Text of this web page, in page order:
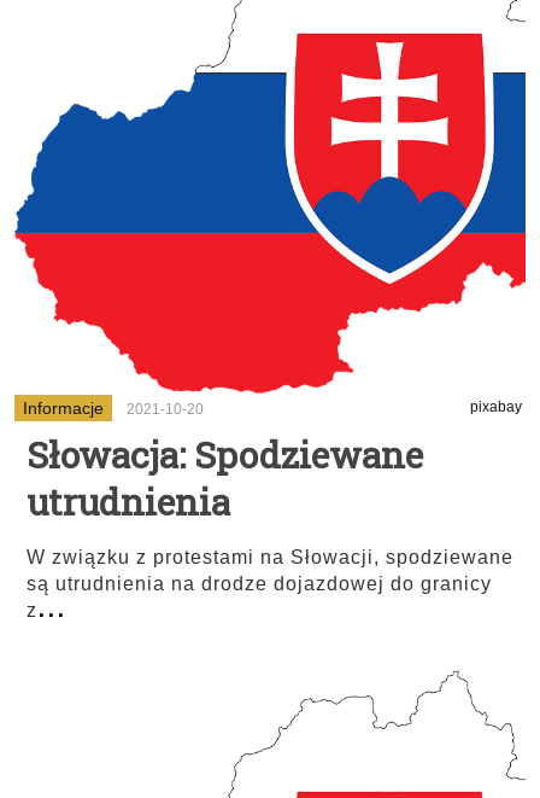
Informacje 2021-10-20 pixabay
Słowacja: Spodziewane
utrudnienia
W związku z protestami na Słowacji, spodziewane
są utrudnienia na drodze dojazdowej do granicy
z...